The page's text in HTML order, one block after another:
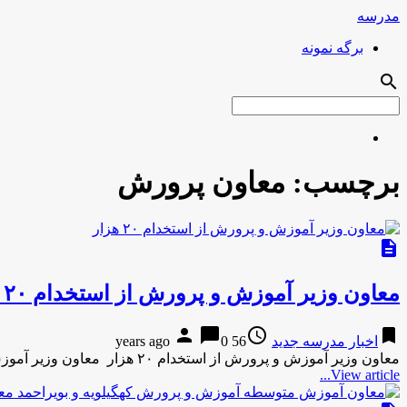
مدرسه
برگه نمونه
search
برچسب: معاون پرورش
description
معاون وزیر آموزش و پرورش از استخدام ۲۰ هزار
bookmark اخبار مدرسه جدید access_time
56 years ago
person chat_bubble0
معاون وزیر آموزش و پرورش از استخدام ۲۰ هزار معاون وزیر آموزش و پرورش از استخدام ۲۰ هزار نیروی جدید …
View article...